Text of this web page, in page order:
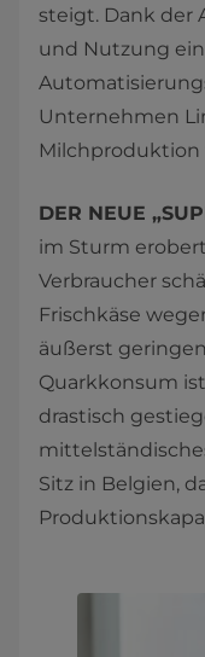
steigt. Dank der
und Nutzung
Unternehmen
DER NEUE
im Sturm
Verbraucher
Frischkäse
äußerst
Quarkkonsum
drastisch
Sitz in Belgien,